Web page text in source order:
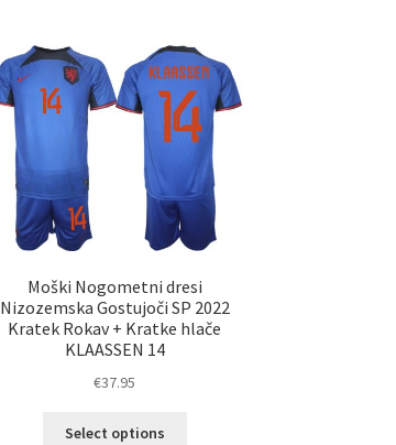
Možnosti
lahko
izberete
na
strani
izdelka
Moški Nogometni dresi
Nizozemska Gostujoči SP 2022
Kratek Rokav + Kratke hlače
KLAASSEN 14
€37.95
Select options